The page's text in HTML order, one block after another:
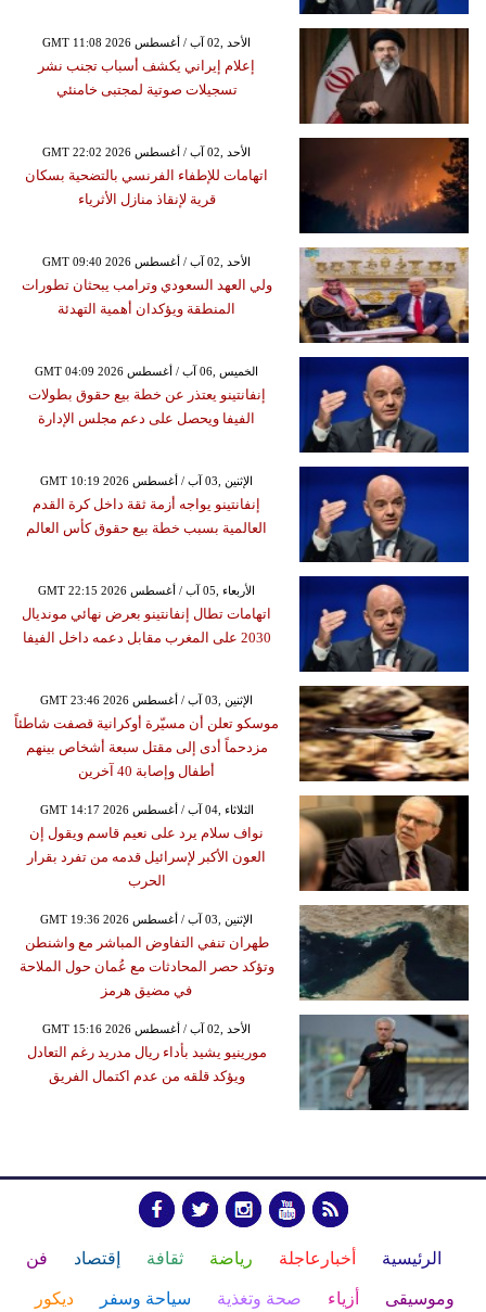
GMT 11:08 2026 الأحد ,02 آب / أغسطس
إعلام إيراني يكشف أسباب تجنب نشر
تسجيلات صوتية لمجتبى خامنئي
GMT 22:02 2026 الأحد ,02 آب / أغسطس
اتهامات للإطفاء الفرنسي بالتضحية بسكان
قرية لإنقاذ منازل الأثرياء
GMT 09:40 2026 الأحد ,02 آب / أغسطس
ولي العهد السعودي وترامب يبحثان تطورات
المنطقة ويؤكدان أهمية التهدئة
GMT 04:09 2026 الخميس ,06 آب / أغسطس
إنفانتينو يعتذر عن خطة بيع حقوق بطولات
الفيفا ويحصل على دعم مجلس الإدارة
GMT 10:19 2026 الإثنين ,03 آب / أغسطس
إنفانتينو يواجه أزمة ثقة داخل كرة القدم
العالمية بسبب خطة بيع حقوق كأس العالم
GMT 22:15 2026 الأربعاء ,05 آب / أغسطس
اتهامات تطال إنفانتينو بعرض نهائي مونديال
2030 على المغرب مقابل دعمه داخل الفيفا
GMT 23:46 2026 الإثنين ,03 آب / أغسطس
موسكو تعلن أن مسيّرة أوكرانية قصفت شاطئاً
مزدحماً أدى إلى مقتل سبعة أشخاص بينهم
أطفال وإصابة 40 آخرين
GMT 14:17 2026 الثلاثاء ,04 آب / أغسطس
نواف سلام يرد على نعيم قاسم ويقول إن
العون الأكبر لإسرائيل قدمه من تفرد بقرار
الحرب
GMT 19:36 2026 الإثنين ,03 آب / أغسطس
طهران تنفي التفاوض المباشر مع واشنطن
وتؤكد حصر المحادثات مع عُمان حول الملاحة
في مضيق هرمز
GMT 15:16 2026 الأحد ,02 آب / أغسطس
مورينيو يشيد بأداء ريال مدريد رغم التعادل
ويؤكد قلقه من عدم اكتمال الفريق
الرئيسية أخبارعاجلة رياضة ثقافة إقتصاد فن
وموسيقى أزياء صحة وتغذية سياحة وسفر ديكور